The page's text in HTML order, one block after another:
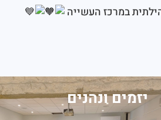
במרכז העשייה
יזמים ונהנים